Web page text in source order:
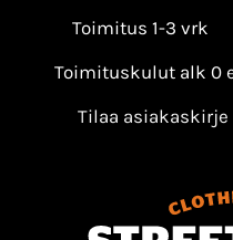
Toimitus 1-3 vrk
Toimituskulut alk 0
Tilaa asiakaskirje